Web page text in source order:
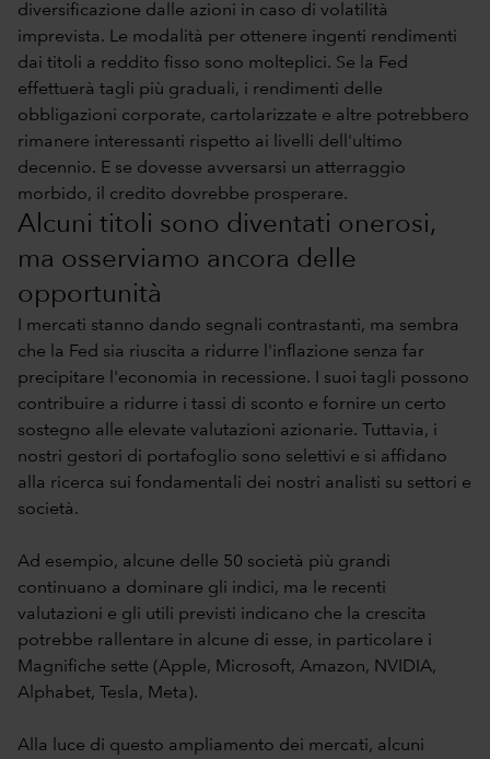
diversificazione dalle azioni in caso di volatilità
imprevista. Le modalità per ottenere ingenti rendimenti
dai titoli a reddito fisso sono molteplici. Se la Fed
effettuerà tagli più graduali, i rendimenti delle
obbligazioni corporate, cartolarizzate e altre potrebbero
rimanere interessanti rispetto ai livelli dell'ultimo
decennio. E se dovesse avversarsi un atterraggio
morbido, il credito dovrebbe prosperare.
Alcuni titoli sono diventati onerosi,
ma osserviamo ancora delle
opportunità
I mercati stanno dando segnali contrastanti, ma sembra
che la Fed sia riuscita a ridurre l'inflazione senza far
precipitare l'economia in recessione. I suoi tagli possono
contribuire a ridurre i tassi di sconto e fornire un certo
sostegno alle elevate valutazioni azionarie. Tuttavia, i
nostri gestori di portafoglio sono selettivi e si affidano
alla ricerca sui fondamentali dei nostri analisti su settori e
società.
Ad esempio, alcune delle 50 società più grandi
continuano a dominare gli indici, ma le recenti
valutazioni e gli utili previsti indicano che la crescita
potrebbe rallentare in alcune di esse, in particolare i
Magnifiche sette (Apple, Microsoft, Amazon, NVIDIA,
Alphabet, Tesla, Meta).
Alla luce di questo ampliamento dei mercati, alcuni